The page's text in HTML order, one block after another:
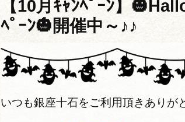
【10月ｷｬﾝﾍﾟｰﾝ】
ﾍﾟｰﾝ🎃開催中～♪♪
いつも銀座十石をご利用頂きありが